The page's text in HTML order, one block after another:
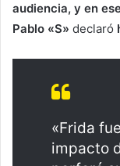
audiencia, y en
Pablo «S» declaró
«Frida
impacto